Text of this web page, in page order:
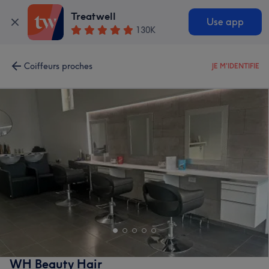
Treatwell
130K
Use app
Coiffeurs proches JE M'IDENTIFIE
WH Beauty Hair